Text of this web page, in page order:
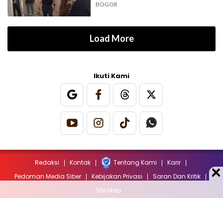
BOGOR
Load More
Ikuti Kami
Redaksi Kontak Tentang Kami
Karir
Pedoman Media Siber
Kebijakan Privasi
Saran Dan Kritik
Site Map